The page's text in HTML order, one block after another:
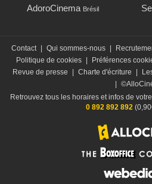
AdoroCinema Brésil
Contact Qui sommes-nous
Politique de cookies
Préférences
Revue de presse
Charte d'écriture
Retrouvez tous les horaires et infos de
0 892 892 892